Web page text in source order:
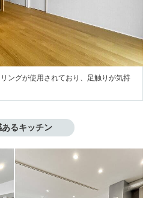
ングが使用されており、足触りが気持
るキッチン